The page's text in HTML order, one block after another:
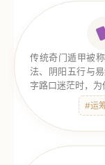
传统奇门遁甲被
法、阴阳五行与
字路口迷茫时，为
#运